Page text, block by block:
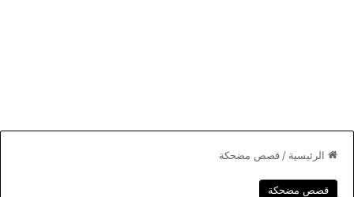
الرئيسية / قصص مضحكة
قصص مضحكة